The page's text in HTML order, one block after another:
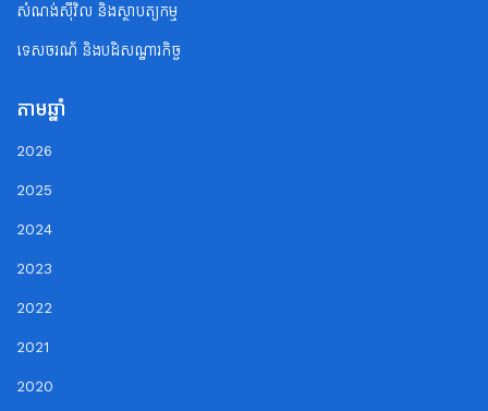
សំណង់ស៊ីវិល និងស្ថាបត្យកម្ម
ទេសចរណ័ និងបដិសណ្ឋារកិច្ច
តាមឆ្នាំ
2026
2025
2024
2023
2022
2021
2020